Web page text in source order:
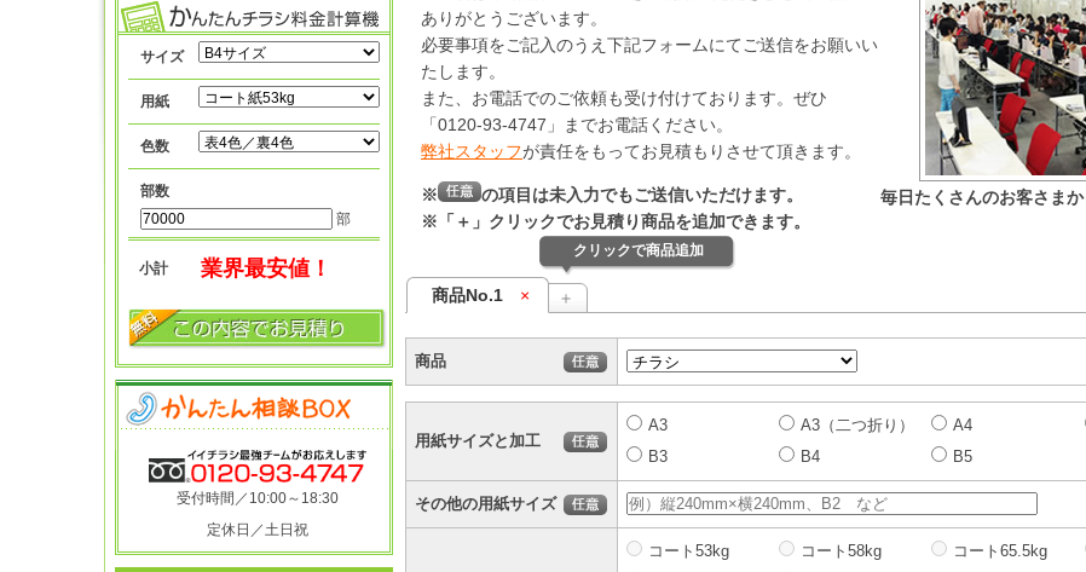
毎日たくさんのお客さま
ありがとうございます。
必要事項をご記入のうえ下記フォームにてご送信をお願いい
たします。
また、お電話でのご依頼も受け付けております。ぜひ
「0120-93-4747」までお電話ください。
弊社スタッフが責任をもってお見積もりさせて頂きます。
※
の項目は未入力でもご送信いただけます。
※「＋」クリックでお見積り商品を追加できます。
商品No.1 × ＋
クリックで商品追加
商品
用紙サイズと加工
A3 A3（二つ折り） A4
B3
B4 B5
その他の用紙サイズ
コート53kg コート58kg コート65.5kg
サイズ
用紙
色数
部数
部
小計 業界最安値！
受付時間／10:00～18:30
定休日／土日祝